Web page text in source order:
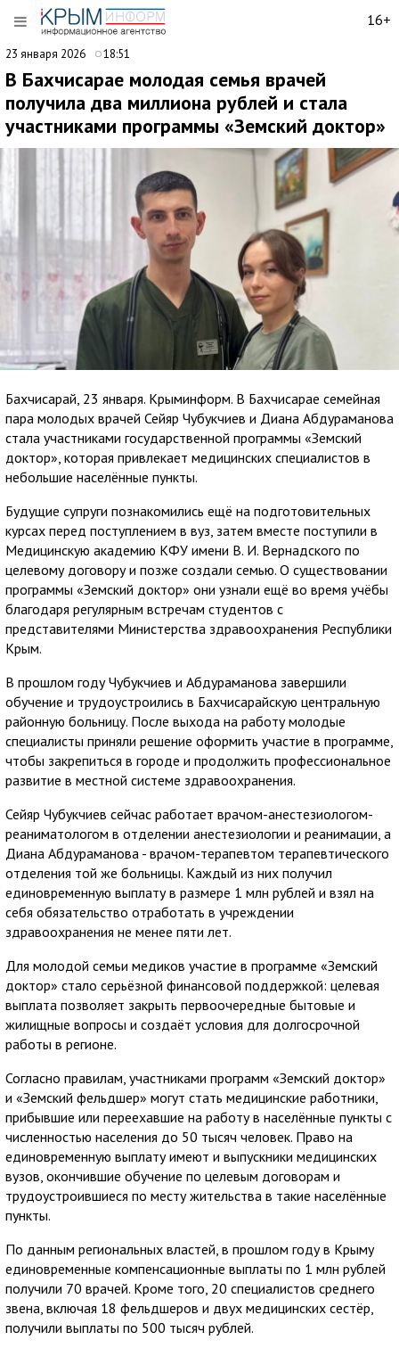
16+
23 января 2026 18:51
В Бахчисарае молодая семья врачей
получила два миллиона рублей и стала
участниками программы «Земский доктор»
Бахчисарай, 23 января. Крыминформ. В Бахчисарае семейная
пара молодых врачей Сейяр Чубукчиев и Диана Абдураманова
стала участниками государственной программы «Земский
доктор», которая привлекает медицинских специалистов в
небольшие населённые пункты.
Будущие супруги познакомились ещё на подготовительных
курсах перед поступлением в вуз, затем вместе поступили в
Медицинскую академию КФУ имени В. И. Вернадского по
целевому договору и позже создали семью. О существовании
программы «Земский доктор» они узнали ещё во время учёбы
благодаря регулярным встречам студентов с
представителями Министерства здравоохранения Республики
Крым.
В прошлом году Чубукчиев и Абдураманова завершили
обучение и трудоустроились в Бахчисарайскую центральную
районную больницу. После выхода на работу молодые
специалисты приняли решение оформить участие в программе,
чтобы закрепиться в городе и продолжить профессиональное
развитие в местной системе здравоохранения.
Сейяр Чубукчиев сейчас работает врачом-анестезиологом-
реаниматологом в отделении анестезиологии и реанимации, а
Диана Абдураманова - врачом-терапевтом терапевтического
отделения той же больницы. Каждый из них получил
единовременную выплату в размере 1 млн рублей и взял на
себя обязательство отработать в учреждении
здравоохранения не менее пяти лет.
Для молодой семьи медиков участие в программе «Земский
доктор» стало серьёзной финансовой поддержкой: целевая
выплата позволяет закрыть первоочередные бытовые и
жилищные вопросы и создаёт условия для долгосрочной
работы в регионе.
Согласно правилам, участниками программ «Земский доктор»
и «Земский фельдшер» могут стать медицинские работники,
прибывшие или переехавшие на работу в населённые пункты с
численностью населения до 50 тысяч человек. Право на
единовременную выплату имеют и выпускники медицинских
вузов, окончившие обучение по целевым договорам и
трудоустроившиеся по месту жительства в такие населённые
пункты.
По данным региональных властей, в прошлом году в Крыму
единовременные компенсационные выплаты по 1 млн рублей
получили 70 врачей. Кроме того, 20 специалистов среднего
звена, включая 18 фельдшеров и двух медицинских сестёр,
получили выплаты по 500 тысяч рублей.